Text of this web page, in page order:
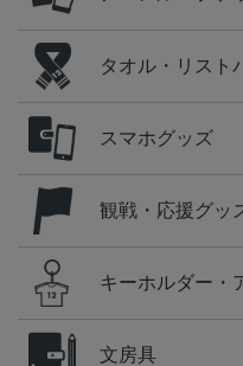
タオル・リスト
スマホグッズ
観戦・応援グッ
キーホルダー・
文房具